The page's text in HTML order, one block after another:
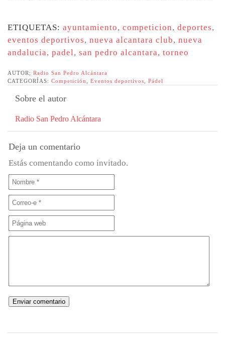
ETIQUETAS: ayuntamiento, competicion, deportes,
eventos deportivos, nueva alcantara club, nueva
andalucia, padel , san pedro alcantara, torneo
AUTOR; Radio San Pedro Alcántara
CATEGORÍAS: Competición Eventos deportivos Pádel
Sobre el autor
Radio San Pedro Alcántara
Deja un comentario
Estás comentando como invitado.